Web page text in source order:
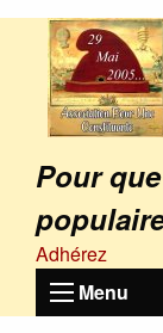
Pour
Adhérez
Menu